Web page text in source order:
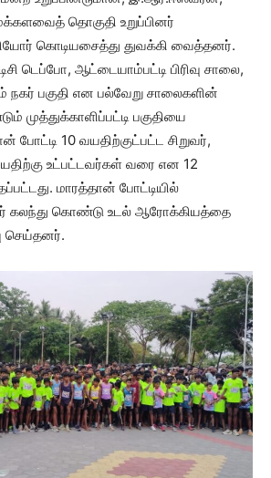
தொகுதி உறுப்பினர்
கொடியசைத்து துவக்கி வைத்தனர்.
டெப்போ, ஆட்டையாம்பட்டி பிரிவு சாலை,
நகர் பகுதி என பல்வேறு சாலைகளின்
முத்துக்காளிப்பட்டி பகுதியை
10 வயதிற்குட்பட்ட சிறுவர்,
உட்பட்டவர்கள் வரை என 12
மாரத்தான் போட்டியில்
கொண்டு உடல் ஆரோக்கியத்தை
செய்தனர்.